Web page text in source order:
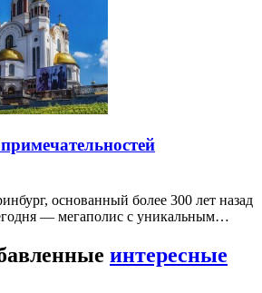
основанный более 300 лет назад
— мегаполис с уникальным…
интересные